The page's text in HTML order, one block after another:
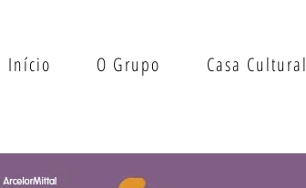
Início O Grupo Casa Cultural